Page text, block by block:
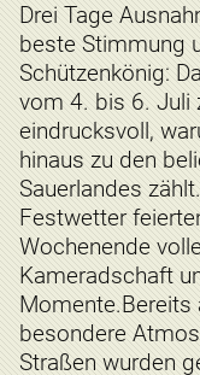
Drei Tage
beste Stimmung
Schützenkönig:
vom 4. bis 6. Juli
eindrucksvoll,
hinaus zu den
Sauerlandes
Festwetter
Wochenende
Kameradschaft
Momente.Bereits
besondere
Straßen wurden